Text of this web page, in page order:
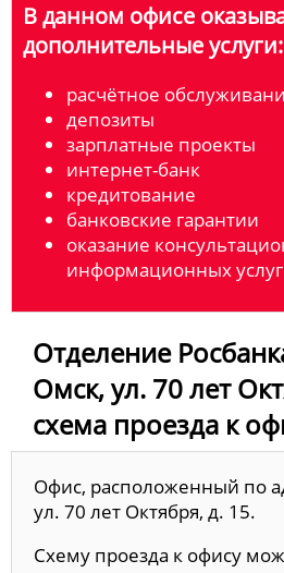
В данном офисе
дополнительные услуги:
расчётное
депозиты
зарплатные проекты
интернет-банк
кредитование
банковские гарантии
оказание
информационных услуг
Отделение
Омск, ул. 70 лет
схема проезда к
Офис, расположенный по
ул. 70 лет Октября, д. 15.
Схему проезда к офису